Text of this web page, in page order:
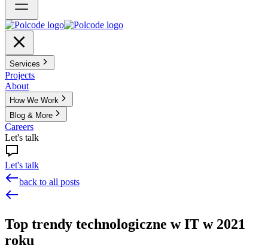
Services
Projects
About
How We Work
Blog & More
Careers
Let's talk
Let's talk
back to all posts
Top trendy technologiczne w IT w 2021
roku